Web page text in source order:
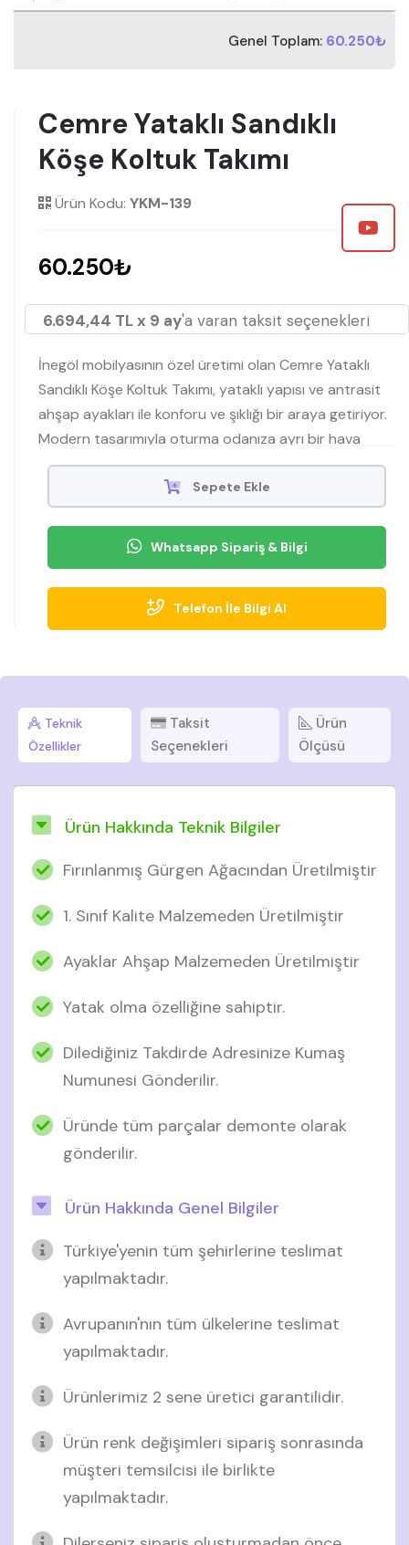
Genel Toplam: 60.250₺
Cemre Yataklı Sandıklı
Köşe Koltuk Takımı
Ürün Kodu: YKM-139
60.250₺
6.694,44 TL x 9 ay'a varan taksit seçenekleri
İnegöl mobilyasının özel üretimi olan Cemre Yataklı
Sandıklı Köşe Koltuk Takımı, yataklı yapısı ve antrasit
ahşap ayakları ile konforu ve şıklığı bir araya getiriyor.
Modern tasarımıyla oturma odanıza ayrı bir hava
katıyor. Cemre Köşe Koltuk Takımı, hem rahat hem de
fonksiyonel yapısıyla Mobilyamevime'de satışta
Sepete Ekle
Whatsapp Sipariş & Bilgi
Telefon İle Bilgi Al
Teknik
Özellikler
Taksit
Seçenekleri
Ürün
Ölçüsü
Ürün Hakkında Teknik Bilgiler
Fırınlanmış Gürgen Ağacından Üretilmiştir
1. Sınıf Kalite Malzemeden Üretilmiştir
Ayaklar Ahşap Malzemeden Üretilmiştir
Yatak olma özelliğine sahiptir.
Dilediğiniz Takdirde Adresinize Kumaş
Numunesi Gönderilir.
Üründe tüm parçalar demonte olarak
gönderilir.
Ürün Hakkında Genel Bilgiler
Türkiye'yenin tüm şehirlerine teslimat
yapılmaktadır.
Avrupanın'nın tüm ülkelerine teslimat
yapılmaktadır.
Ürünlerimiz 2 sene üretici garantilidir.
Ürün renk değişimleri sipariş sonrasında
müşteri temsilcisi ile birlikte
yapılmaktadır.